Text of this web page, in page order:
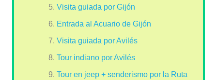
Visita guiada por Gijón
Entrada al Acuario de Gijón
Visita guiada por Avilés
Tour indiano por Avilés
Tour en jeep + senderismo por la Ruta